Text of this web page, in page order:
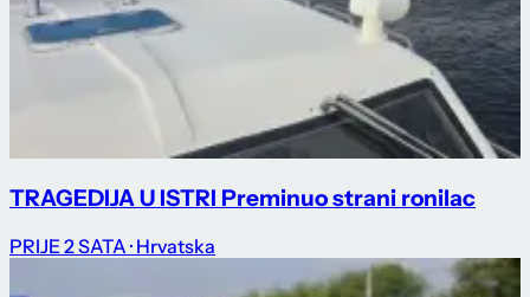
TRAGEDIJA U ISTRI Preminuo strani ronilac
PRIJE 2 SATA · Hrvatska